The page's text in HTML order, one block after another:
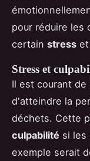
pour réduire les
certain stress
Stress et
Il est courant
d'atteindre la
déchets. Cette
culpabilité si les
exemple serait